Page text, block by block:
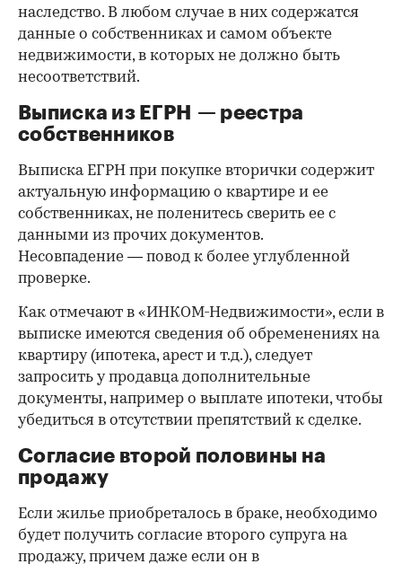
наследство. В любом случае в них содержатся
данные о собственниках и самом объекте
недвижимости, в которых не должно быть
несоответствий.
Выписка из ЕГРН — реестра
собственников
Выписка ЕГРН при покупке вторички содержит
актуальную информацию о квартире и ее
собственниках, не поленитесь сверить ее с
данными из прочих документов.
Несовпадение — повод к более углубленной
проверке.
Как отмечают в «ИНКОМ-Недвижимости», если в
выписке имеются сведения об обременениях на
квартиру (ипотека, арест и т.д.), следует
запросить у продавца дополнительные
документы, например о выплате ипотеки, чтобы
убедиться в отсутствии препятствий к сделке.
Согласие второй половины на
продажу
Если жилье приобреталось в браке, необходимо
будет получить согласие второго супруга на
продажу, причем даже если он в